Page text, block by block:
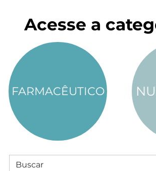
Acesse a
FARMACÊUTICO